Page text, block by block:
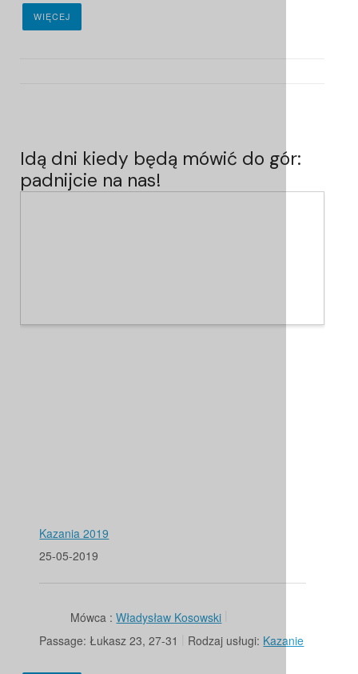
WIĘCEJ
Idą dni kiedy będą mówić do gór:
padnijcie na nas!
Kazania 2019
25-05-2019
Mówca : Władysław Kosowski
Passage: Łukasz 23, 27-31 Rodzaj usługi: Kazanie